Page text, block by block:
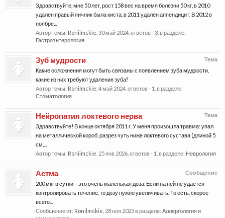
Здравствуйте, мне 50 лет, рост 158 вес на время болезни 50 кг, в 2010
удален правый яичник была киста, в 2011 удален аппендицит. В 2012 в
ноябре...
Автор темы: Ronilmckie 30 май 2024 , ответов - 3, в разделе:
Гастроэнтерология
Тема
Зуб мудрости
Какие осложнения могут быть связаны с появлением зуба мудрости,
какие из них требуют удаления зуба?
Автор темы: Ronilmckie 4 май 2024 , ответов - 1, в разделе:
Стоматология
Тема
Нейропатия локтевого нерва
Здравствуйте! В конце октября 2011 г. У меня произошла травма: упал
на металлической короб, разрез чуть ниже локтевого сустава (длиной 5
см,...
Автор темы: Ronilmckie 25 янв 2026 , ответов - 1, в разделе: Неврология
Сообщение
Астма
200 мкг в сутки – это очень маленькая доза. Если на ней не удается
контролировать течение, то дозу нужно увеличивать. То есть, скорее
всего...
Сообщение от: Ronilmckie 28 ноя 2023в разделе: Аллергология и